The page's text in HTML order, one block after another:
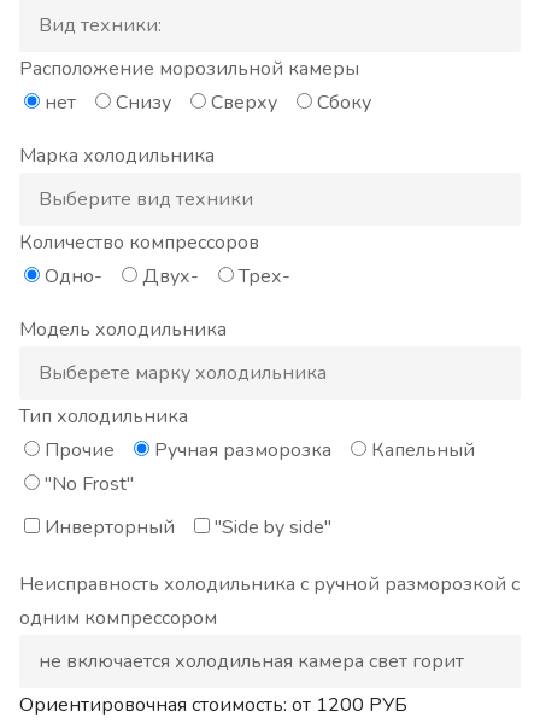
Расположение морозильной камеры
нет
Снизу Сверху
Сбоку
Марка холодильника
Количество компрессоров
Одно-
Двух-
Трех-
Модель холодильника
Тип холодильника
Прочие
Ручная разморозка
Капельный
"No Frost"
Инверторный
"Side by side"
Неисправность холодильника с ручной разморозкой с
одним компрессором
Ориентировочная стоимость: от 1200 РУБ